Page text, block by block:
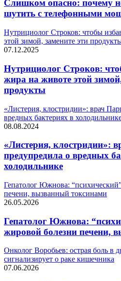
Слишком опасно: почему
шутить с телефонными
Нутрициолог Строков: чтобы
этой зимой, замените эти
07.12.2025
Нутрициолог Строков:
жира на животе этой
продукты
«Листерия, клостридии»: врач
вредных бактериях в
08.08.2024
«Листерия, клостридии»:
предупредила о вредных
холодильнике
Гепатолог Южнова:
печени, вызванный токсинами
26.05.2026
Гепатолог Южнова:
жировой болезни печени,
Онколог Воробьев: острая боль в
сигнализирует о раке кишечника
07.06.2026